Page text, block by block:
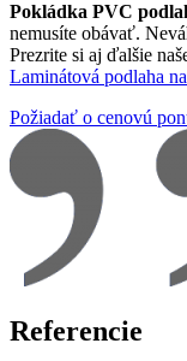
Pokládka PVC
nemusíte obávať.
Prezrite si aj ďalšie
Laminátová podlaha
Požiadať o cenovú
Referencie